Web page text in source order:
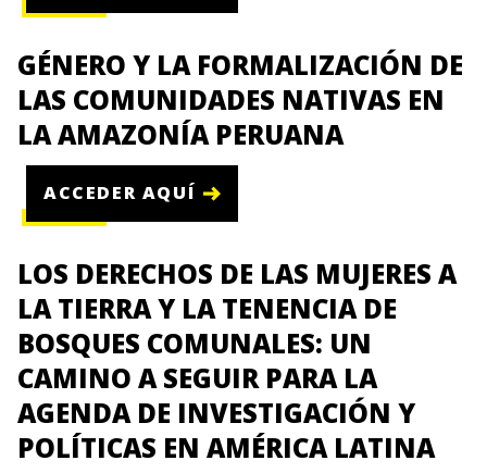
GÉNERO Y LA FORMALIZACIÓN DE
LAS COMUNIDADES NATIVAS EN
LA AMAZONÍA PERUANA
ACCEDER AQUÍ
LOS DERECHOS DE LAS MUJERES A
LA TIERRA Y LA TENENCIA DE
BOSQUES COMUNALES: UN
CAMINO A SEGUIR PARA LA
AGENDA DE INVESTIGACIÓN Y
POLÍTICAS EN AMÉRICA LATINA